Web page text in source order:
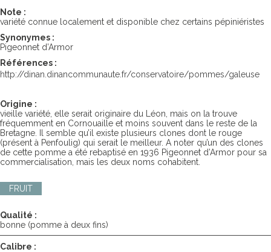
Note :
variété connue localement et disponible chez certains pépiniéristes
Synonymes :
Pigeonnet d’Armor
Références :
http://dinan.dinancommunaute.fr/conservatoire/pommes/galeuse
Origine :
vieille variété, elle serait originaire du Léon, mais on la trouve
fréquemment en Cornouaille et moins souvent dans le reste de la
Bretagne. Il semble qu’il existe plusieurs clones dont le rouge
(présent à Penfoulig) qui serait le meilleur. A noter qu’un des clones
de cette pomme a été rebaptisé en 1936 Pigeonnet d’Armor pour sa
commercialisation, mais les deux noms cohabitent.
FRUIT
Qualité :
bonne (pomme à deux fins)
Calibre :